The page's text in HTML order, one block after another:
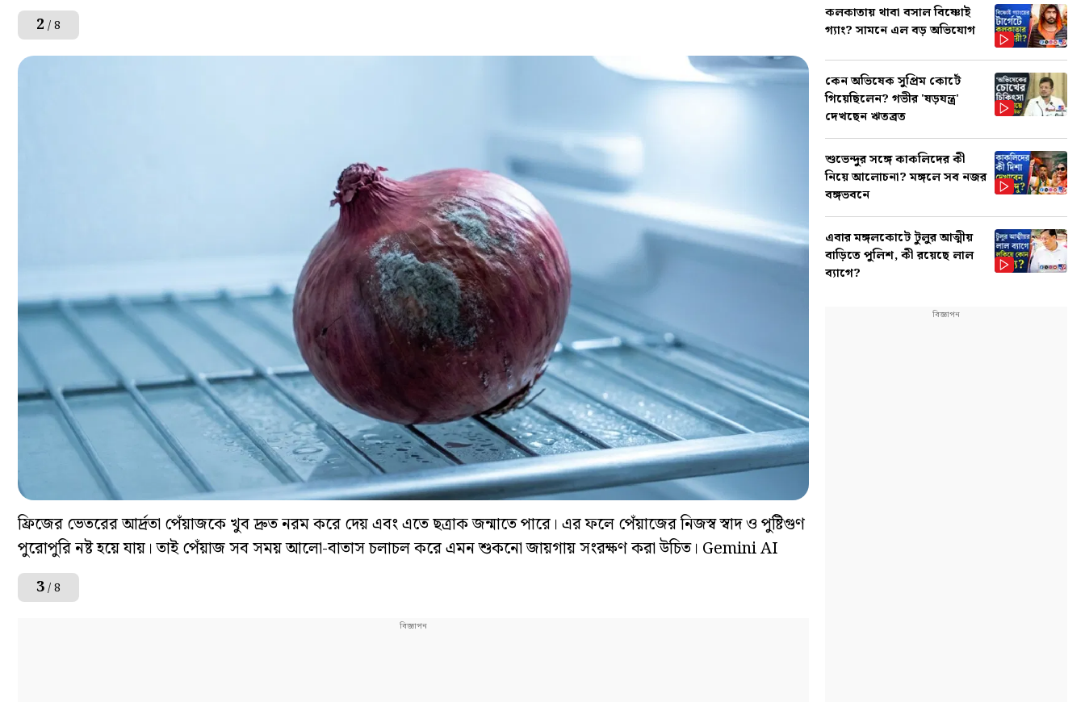
2 / 8
ফ্রিজের ভেতরের আর্দ্রতা পেঁয়াজকে খুব দ্রুত নরম করে দেয় এবং এতে ছত্রাক জন্মাতে পারে। এর ফলে পেঁয়াজের নিজস্ব স্বাদ ও পুষ্টিগুণ
পুরোপুরি নষ্ট হয়ে যায়। তাই পেঁয়াজ সব সময় আলো-বাতাস চলাচল করে এমন শুকনো জায়গায় সংরক্ষণ করা উচিত। Gemini AI
3/ 8
কলকাতায় থাবা বসাল বিষ্ণোই
গ্যাং? সামনে এল বড় অভিযোগ
কেন অভিষেক সুপ্রিম কোর্টে
গিয়েছিলেন? গভীর 'ষড়যন্ত্র'
দেখছেন ঋতব্রত
শুভেন্দুর সঙ্গে কাকলিদের কী
নিয়ে আলোচনা? মঙ্গলে সব নজর
বঙ্গভবনে
এবার মঙ্গলকোটে টুলুর আত্মীয়
বাড়িতে পুলিশ, কী রয়েছে লাল
ব্যাগে?